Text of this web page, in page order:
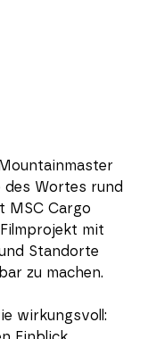
des Wortes rund
MSC Cargo
mit
Standorte
zu machen.
wirkungsvoll: